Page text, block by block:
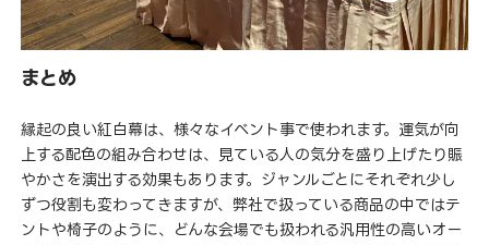
まとめ
縁起の良い紅白幕は、様々なイベント事で使われます。運気が向
上する配色の組み合わせは、見ている人の気分を盛り上げたり賑
やかさを演出する効果もあります。ジャンルごとにそれぞれ少し
ずつ役割も変わってきますが、弊社で扱っている商品の中ではテ
ントや椅子のように、どんな会場でも扱われる汎用性の高いオー